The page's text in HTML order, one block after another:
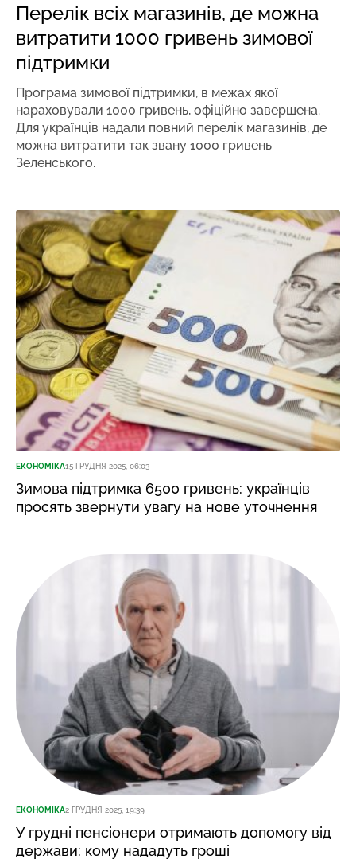
Перелік всіх магазинів, де можна
витратити 1000 гривень зимової
підтримки
Програма зимової підтримки, в межах якої
нараховували 1000 гривень, офіційно завершена.
Для українців надали повний перелік магазинів, де
можна витратити так звану 1000 гривень
Зеленського.
ЕКОНОМІКА15 ГРУДНЯ 2025, 06:03
Зимова підтримка 6500 гривень: українців
просять звернути увагу на нове уточнення
ЕКОНОМІКА2 ГРУДНЯ 2025, 19:39
У грудні пенсіонери отримають допомогу від
держави: кому нададуть гроші